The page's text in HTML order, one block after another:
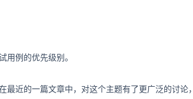
用例的优先级别。
近的一篇文章中，对这个主题有了更广泛的讨论，